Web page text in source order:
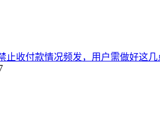
止收付款情况频发，用户需做好这